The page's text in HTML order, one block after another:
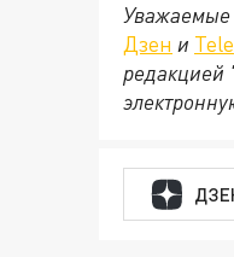
Уважаемые
Дзен и
редакцией